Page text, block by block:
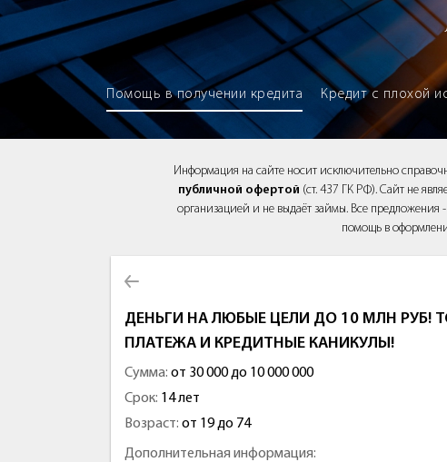
Помощь в получении кредита Кредит с плохой
Информация на сайте носит исключительно
публичной офертой (ст. 437 ГК РФ). Сайт не
организацией и не выдаёт займы. Все предложения
помощь в
ДЕНЬГИ НА ЛЮБЫЕ ЦЕЛИ ДО 10 МЛН РУБ!
ПЛАТЕЖА И КРЕДИТНЫЕ КАНИКУЛЫ!
Сумма: от 30 000 до 10 000 000
Срок: 14 лет
Возраст: от 19 до 74
Дополнительная информация: